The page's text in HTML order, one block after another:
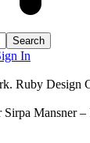
In
Ruby Design
Mansner –